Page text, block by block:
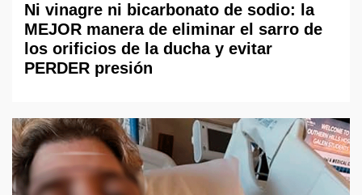
Ni vinagre ni bicarbonato de sodio: la
MEJOR manera de eliminar el sarro de
los orificios de la ducha y evitar
PERDER presión